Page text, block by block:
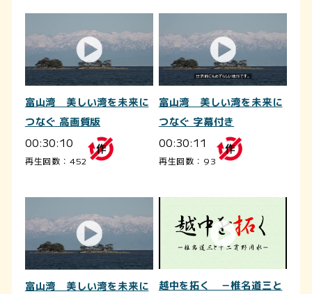
富山湾 美しい湾を未来に
つなぐ 高画質版
00:30:10
再生回数：452
富山湾 美しい湾を未来に
つなぐ 字幕付き
00:30:11
再生回数：93
富山湾 美しい湾を未来に
越中を拓く －椎名道三と